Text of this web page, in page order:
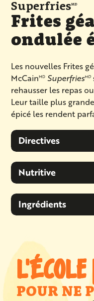
SuperfriesMD
Frites
ondulée
Les nouvelles Frites
McCainMD SuperfriesMD
rehausser les repas
Leur taille plus
épicé les rendent
Directives
Nutritive
Ingrédients
POUR NE